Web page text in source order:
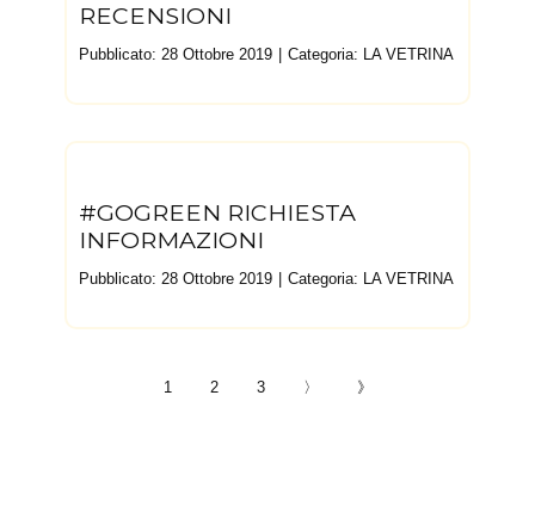
RECENSIONI
Pubblicato: 28 Ottobre 2019 Categoria: LA VETRINA
#GOGREEN RICHIESTA
INFORMAZIONI
Pubblicato: 28 Ottobre 2019 Categoria: LA VETRINA
1 2 3 〉 》